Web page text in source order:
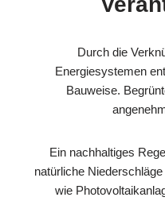
Durch die
Energiesystemen
Bauweise.
Ein nachhaltiges
natürliche
wie